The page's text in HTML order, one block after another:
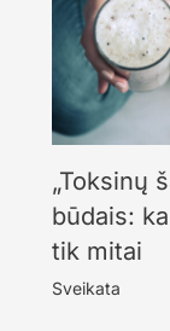
„Toksinų
būdais:
tik mitai
Sveikata